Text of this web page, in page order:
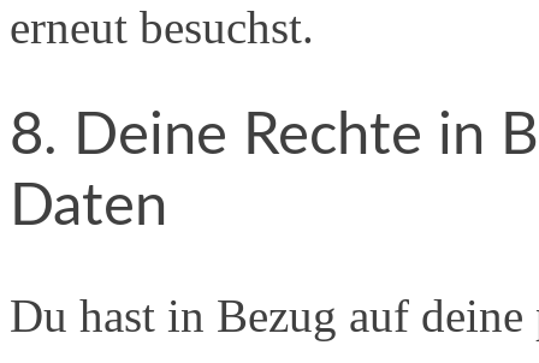
erneut besuchst.
8. Deine Rechte in
Daten
Du hast in Bezug auf